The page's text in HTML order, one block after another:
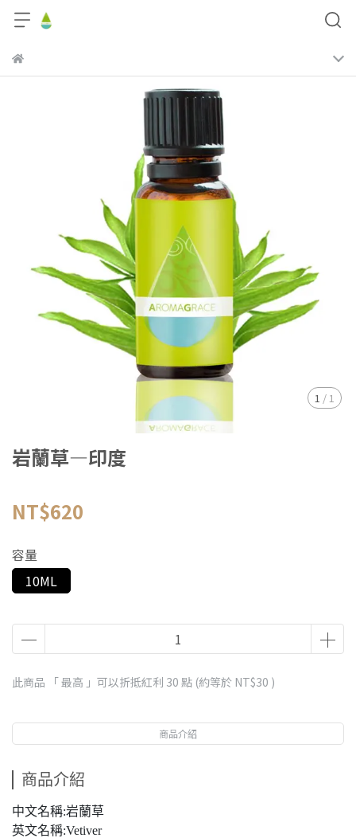
1 / 1
岩蘭草—印度
NT$620
容量
10ML
此商品 「 最高 」可以折抵紅利 30 點 (約等於 NT$30 )
商品介紹
商品介紹
中文名稱:岩蘭草
英文名稱:Vetiver